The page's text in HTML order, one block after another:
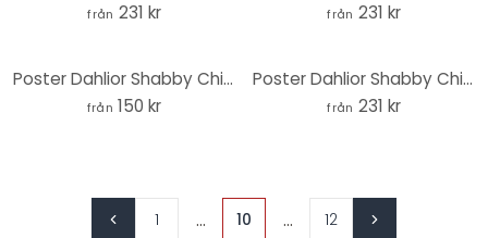
från 231 kr från 231 kr
Poster Dahlior Shabby Chic Rosa - Blomstersmycke - Rund
från 150 kr
Poster Dahlior Shabby Chic Beige - Blomstersmycke - Rund
från 231 kr
1 ... 10 ... 12